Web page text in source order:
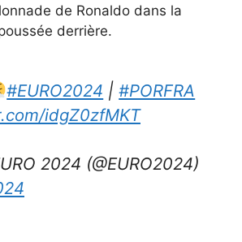
de Ronaldo dans la
derrière.
#EURO2024 |#PORFRA
idgZ0zfMKT
2024 (@EURO2024)